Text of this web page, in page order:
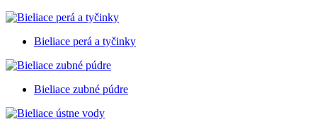
Bieliace perá a tyčinky
Bieliace zubné púdre